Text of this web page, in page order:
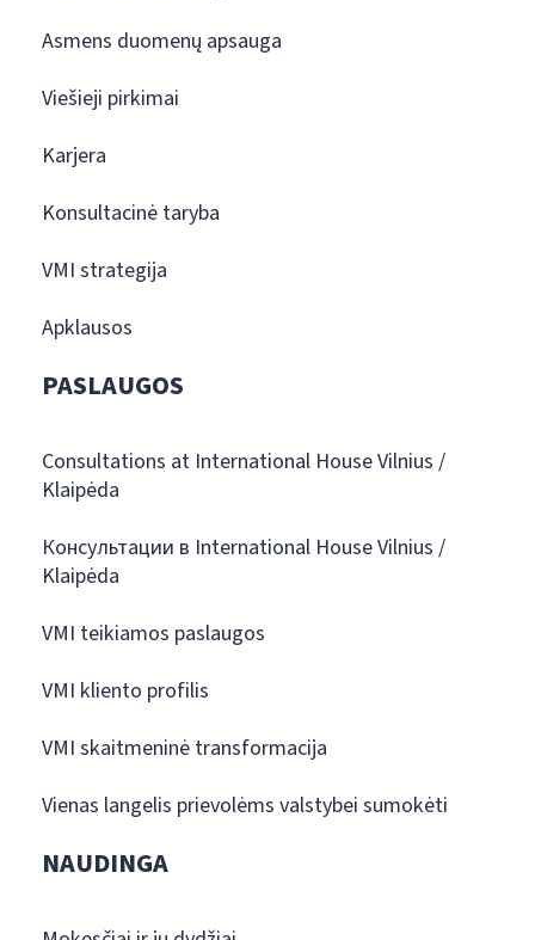
Asmens duomenų apsauga
Viešieji pirkimai
Karjera
Konsultacinė taryba
VMI strategija
Apklausos
PASLAUGOS
Consultations at International House Vilnius /
Klaipėda
Консультации в International House Vilnius /
Klaipėda
VMI teikiamos paslaugos
VMI kliento profilis
VMI skaitmeninė transformacija
Vienas langelis prievolėms valstybei sumokėti
NAUDINGA